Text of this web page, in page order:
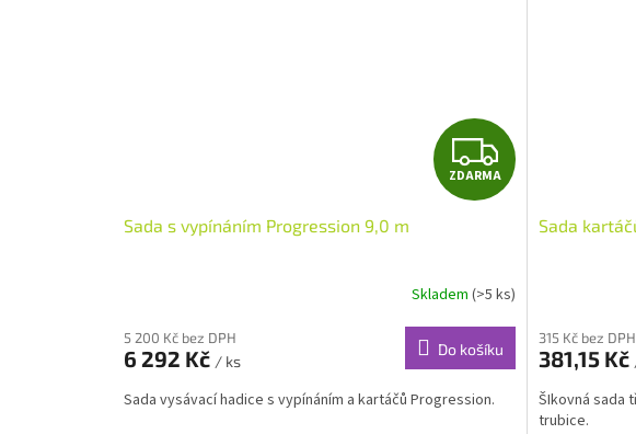
Z
D
R
M
A
ZDARMA
Sada s vypínáním Progression 9,0 m
Skladem(>5 ks)
5 200 Kč bez DPH
6 292 Kč / ks
Do košíku
Sada vysávací hadice s vypínáním a kartáčů Progression.
Sada
315 Kč bez DPH
381,15 Kč
ŠIkovná sada
trubice.